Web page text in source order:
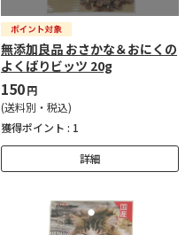
無添加良品 おさかな＆おにくの
よくばりビッツ 20g
150円
(送料別・税込)
獲得ポイント : 1
詳細